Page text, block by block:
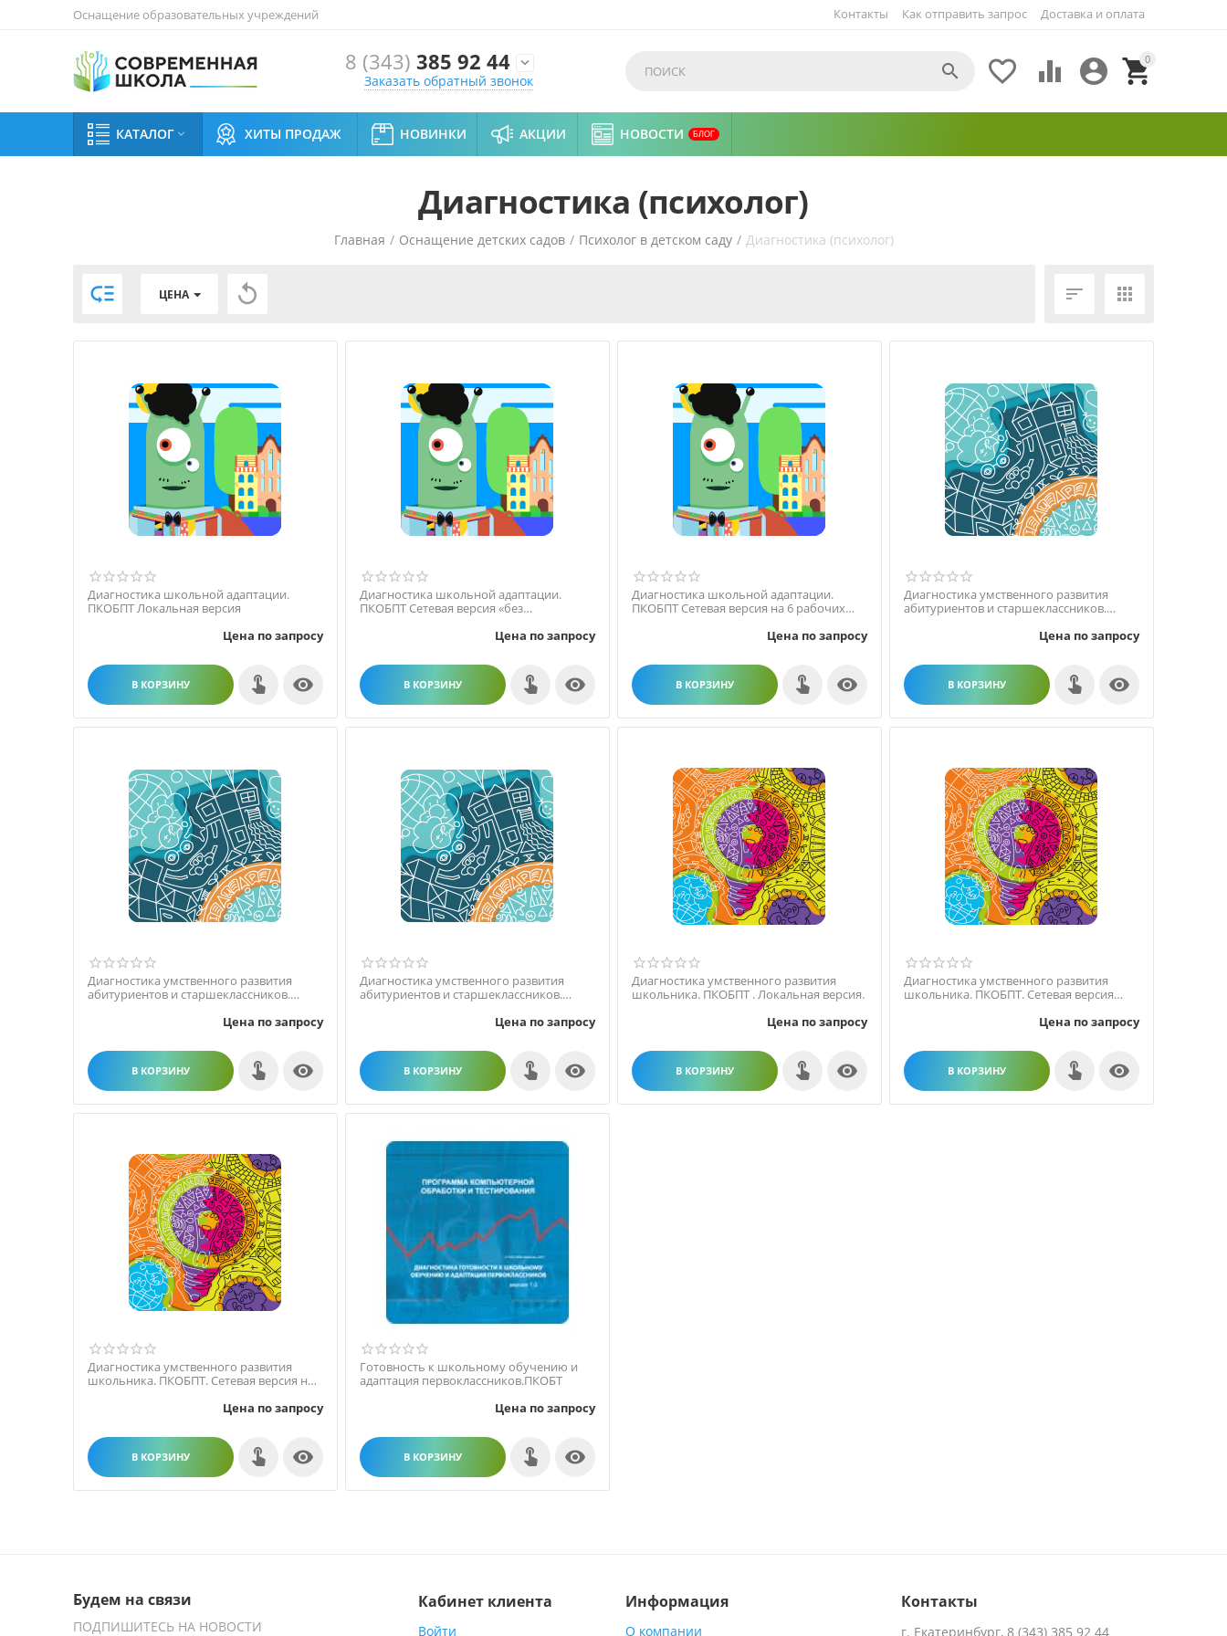
Оснащение образовательных учреждений Как отправить запрос Доставка и оплата
Контакты
8 (343) 385 92 44 
Заказать обратный звонок
0


 

КАТАЛОГ  ХИТЫ ПРОДАЖ НОВИНКИ АКЦИИ НОВОСТИ БЛОГ
Диагностика (психолог)
Главная / Оснащение детских садов / Психолог в детском саду / Диагностика (психолог)
 ЦЕНА   
Диагностика школьной адаптации.
ПКОБПТ Локальная версия
Цена по запросу
В КОРЗИНУ 
Диагностика школьной адаптации.
ПКОБПТ Сетевая версия «без
Цена по запросу
В КОРЗИНУ 
Диагностика школьной адаптации.
ПКОБПТ Сетевая версия на 6 рабочих
Цена по запросу
В КОРЗИНУ 
Диагностика умственного развития
абитуриентов и старшеклассников.
Цена по запросу
В КОРЗИНУ 
Диагностика умственного развития
абитуриентов и старшеклассников.
Цена по запросу
В КОРЗИНУ 
Диагностика умственного развития
абитуриентов и старшеклассников.
Цена по запросу
В КОРЗИНУ 
Диагностика умственного развития
школьника. ПКОБПТ . Локальная версия.
Цена по запросу
В КОРЗИНУ 
Диагностика умственного развития
школьника. ПКОБПТ. Сетевая версия
Цена по запросу
В КОРЗИНУ 
Диагностика умственного развития
школьника. ПКОБПТ. Сетевая версия на 6
Цена по запросу
В КОРЗИНУ 
Готовность к школьному обучению и
адаптация первоклассников.ПКОБТ
Цена по запросу
В КОРЗИНУ 
Будем на связи
ПОДПИШИТЕСЬ НА НОВОСТИ
Кабинет клиента
Войти
Информация
О компании
Контакты
г. Екатеринбург, 8 (343) 385 92 44